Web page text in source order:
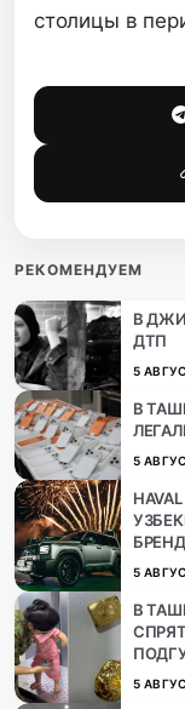
столицы в
РЕКОМЕНДУЕМ
В
ДТП
5
В
5
5
В
5